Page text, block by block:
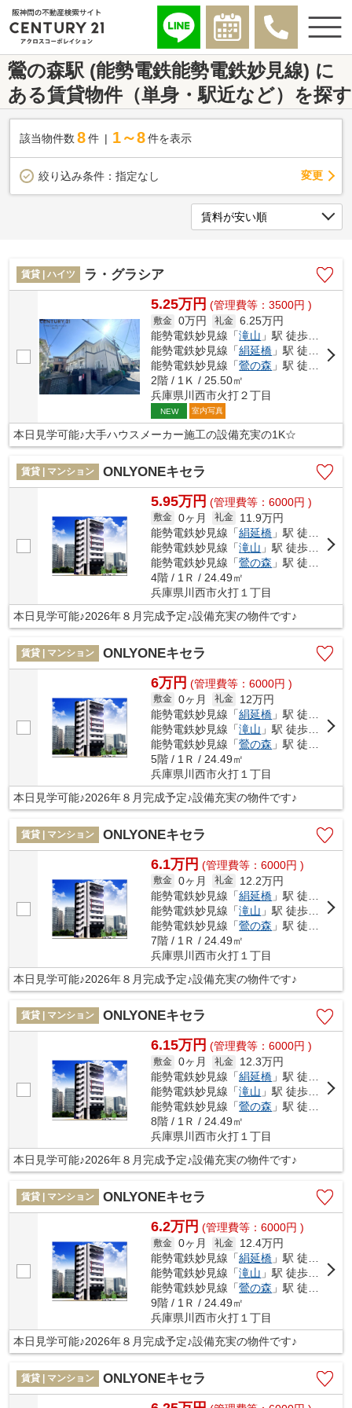
鶯の森駅 (能勢電鉄能勢電鉄妙見線) に
ある賃貸物件（単身・駅近など）を探す
該当物件数 8件 1～8 件を表示
絞り込み条件： 指定なし 変更
賃貸 | ハイツ ラ・グラシア
5.25万円 (管理費等：3500円 )
敷金 0万円 礼金 6.25万円
能勢電鉄妙見線「滝山 」駅 徒歩11分
能勢電鉄妙見線「絹延橋 」駅 徒歩12分
能勢電鉄妙見線「鶯の森 」駅 徒歩16分
2階 / 1Ｋ / 25.50㎡
兵庫県川西市火打２丁目
NEW 室内写真
本日見学可能♪大手ハウスメーカー施工の設備充実の1K☆
賃貸 | マンション ONLYONEキセラ
5.95万円 (管理費等：6000円 )
敷金 0ヶ月 礼金
11.9万円
能勢電鉄妙見線「絹延橋 」駅 徒歩9分
能勢電鉄妙見線「滝山 」駅 徒歩9分
能勢電鉄妙見線「鶯の森 」駅 徒歩18分
4階 / 1Ｒ / 24.49㎡
兵庫県川西市火打１丁目
本日見学可能♪2026年８月完成予定♪設備充実の物件です♪
賃貸 | マンション ONLYONEキセラ
6万円 (管理費等：6000円 )
敷金 0ヶ月 礼金
12万円
能勢電鉄妙見線「絹延橋 」駅 徒歩9分
能勢電鉄妙見線「滝山 」駅 徒歩9分
能勢電鉄妙見線「鶯の森 」駅 徒歩18分
5階 / 1Ｒ / 24.49㎡
兵庫県川西市火打１丁目
本日見学可能♪2026年８月完成予定♪設備充実の物件です♪
賃貸 | マンション ONLYONEキセラ
6.1万円 (管理費等：6000円 )
敷金 0ヶ月 礼金
12.2万円
能勢電鉄妙見線「絹延橋 」駅 徒歩9分
能勢電鉄妙見線「滝山 」駅 徒歩9分
能勢電鉄妙見線「鶯の森 」駅 徒歩18分
7階 / 1Ｒ / 24.49㎡
兵庫県川西市火打１丁目
本日見学可能♪2026年８月完成予定♪設備充実の物件です♪
賃貸 | マンション ONLYONEキセラ
6.15万円 (管理費等：6000円 )
敷金 0ヶ月 礼金
12.3万円
能勢電鉄妙見線「絹延橋 」駅 徒歩9分
能勢電鉄妙見線「滝山 」駅 徒歩9分
能勢電鉄妙見線「鶯の森 」駅 徒歩18分
8階 / 1Ｒ / 24.49㎡
兵庫県川西市火打１丁目
本日見学可能♪2026年８月完成予定♪設備充実の物件です♪
賃貸 | マンション ONLYONEキセラ
6.2万円 (管理費等：6000円 )
敷金 0ヶ月 礼金
12.4万円
能勢電鉄妙見線「絹延橋 」駅 徒歩9分
能勢電鉄妙見線「滝山 」駅 徒歩9分
能勢電鉄妙見線「鶯の森 」駅 徒歩18分
9階 / 1Ｒ / 24.49㎡
兵庫県川西市火打１丁目
本日見学可能♪2026年８月完成予定♪設備充実の物件です♪
賃貸 | マンション ONLYONEキセラ